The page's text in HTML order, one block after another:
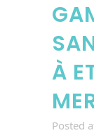
À
Posted